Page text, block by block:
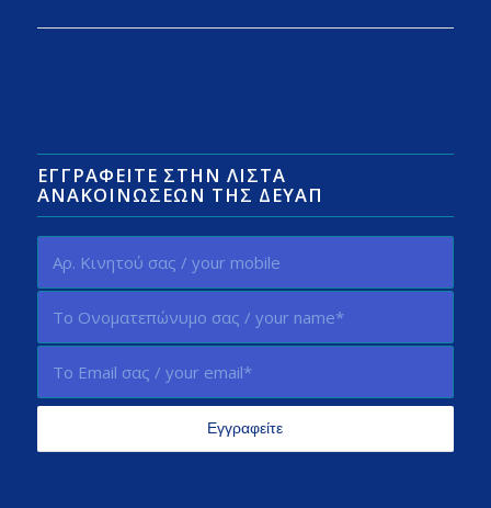
ΕΓΓΡΑΦΕΊΤΕ ΣΤΗΝ ΛΊΣΤΑ
ΑΝΑΚΟΙΝΏΣΕΩΝ ΤΗΣ ΔΕΥΑΠ